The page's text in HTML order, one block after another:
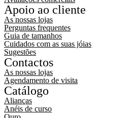
Apoio ao cliente
As nossas lojas
Perguntas frequentes
Guia de tamanhos
Cuidados com as suas jóias
Sugestões
Contactos
As nossas lojas
Agendamento de visita
Catálogo
Alianças
Anéis de curso